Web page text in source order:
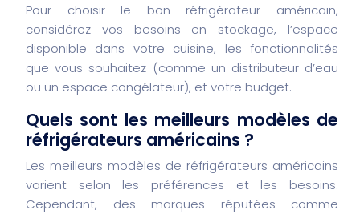
Pour choisir le bon réfrigérateur américain,
considérez vos besoins en stockage, l’espace
disponible dans votre cuisine, les fonctionnalités
que vous souhaitez (comme un distributeur d’eau
ou un espace congélateur), et votre budget.
Quels sont les meilleurs modèles de
réfrigérateurs américains ?
Les meilleurs modèles de réfrigérateurs américains
varient selon les préférences et les besoins.
Cependant, des marques réputées comme